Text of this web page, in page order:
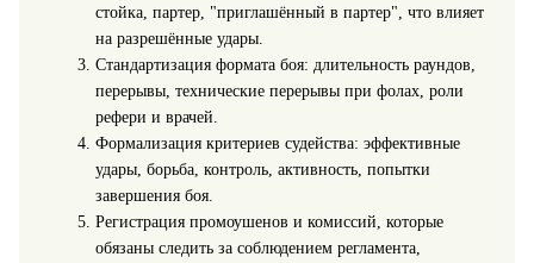
стойка, партер, "приглашённый в партер", что влияет
на разрешённые удары.
Стандартизация формата боя: длительность раундов,
перерывы, технические перерывы при фолах, роли
рефери и врачей.
Формализация критериев судейства: эффективные
удары, борьба, контроль, активность, попытки
завершения боя.
Регистрация промоушенов и комиссий, которые
обязаны следить за соблюдением регламента,